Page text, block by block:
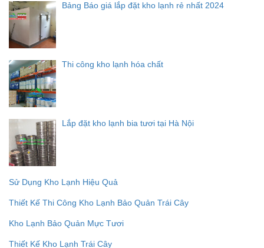
Bảng Báo giá lắp đặt kho lạnh rẻ nhất 2024
Thi công kho lạnh hóa chất
Lắp đặt kho lạnh bia tươi tại Hà Nội
Sử Dụng Kho Lạnh Hiệu Quả
Thiết Kế Thi Công Kho Lạnh Bảo Quản Trái Cây
Kho Lạnh Bảo Quản Mực Tươi
Thiết Kế Kho Lạnh Trái Cây